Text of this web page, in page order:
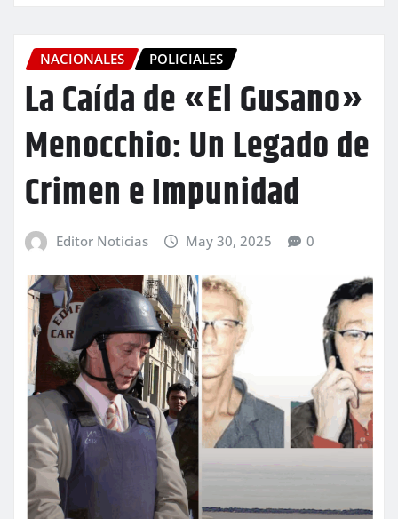
NACIONALES POLICIALES
La Caída de «El Gusano»
Menocchio: Un Legado de
Crimen e Impunidad
Editor Noticias May 30, 2025 0